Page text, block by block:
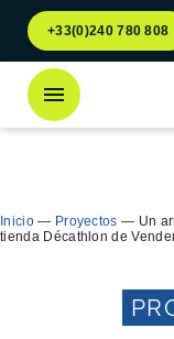
Ir al
menú
Ir al
contenido
+33(0)240 780 808
Inicio— Proyectos — Un
tienda Décathlon de